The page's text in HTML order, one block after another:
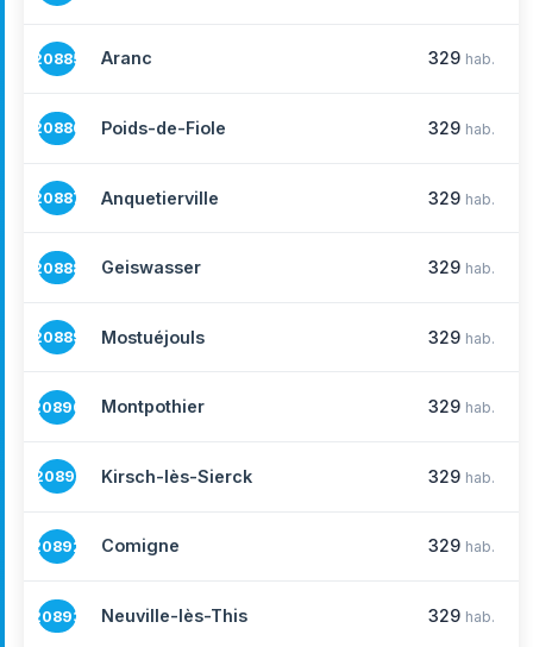
20885 Aranc 329 hab.
20886 Poids-de-Fiole 329 hab.
20887 Anquetierville 329 hab.
20888 Geiswasser 329 hab.
20889 Mostuéjouls 329 hab.
20890 Montpothier 329 hab.
20891 Kirsch-lès-Sierck 329 hab.
20892 Comigne 329 hab.
20893 Neuville-lès-This 329 hab.